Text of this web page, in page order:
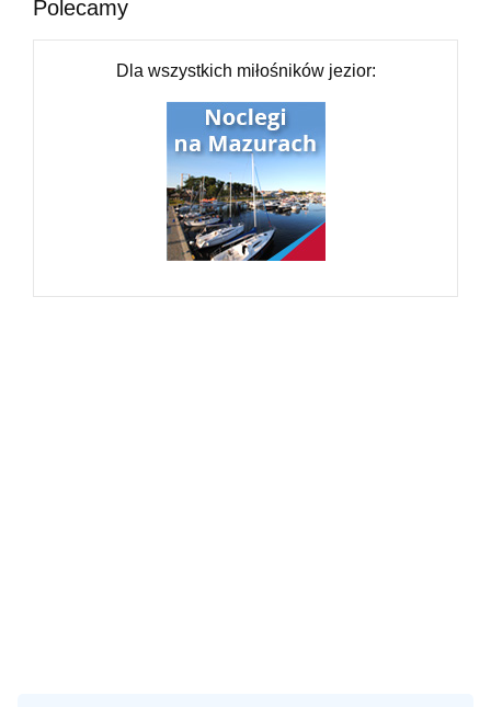
Polecamy
Dla wszystkich miłośników jezior: